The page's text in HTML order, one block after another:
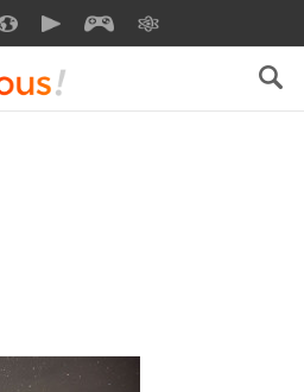
SOOCURIOUSSOOMOTIONSOOGEEK